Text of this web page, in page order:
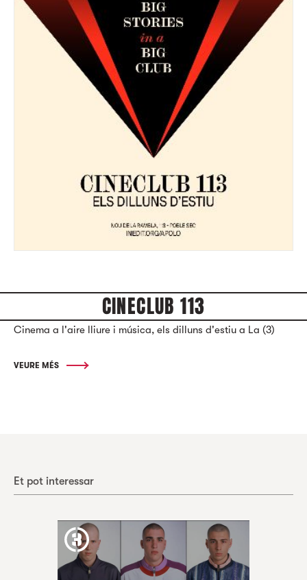
CINECLUB 113
Cinema a l'aire lliure i música, els dilluns d'estiu a La (3)
VEURE MÉS
Et pot interessar